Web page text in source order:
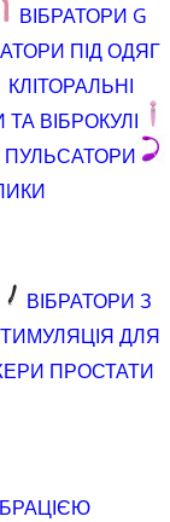
ВІБРАТОРИ G
ПІД ОДЯГ
КЛІТОРАЛЬНІ
ВІБРОКУЛІ
ПУЛЬСАТОРИ
ВІБРАТОРИ З
ДЛЯ
ПРОСТАТИ